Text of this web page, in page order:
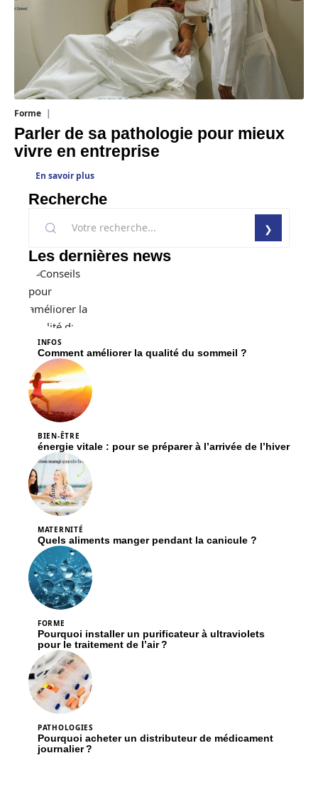
Forme
Parler de sa pathologie pour mieux
vivre en entreprise
En savoir plus
Recherche
Les dernières news
INFOS
Comment améliorer la qualité du sommeil ?
BIEN-ÊTRE
énergie vitale : pour se préparer à l’arrivée de l’hiver
MATERNITÉ
Quels aliments manger pendant la canicule ?
FORME
Pourquoi installer un purificateur à ultraviolets
pour le traitement de l’air ?
PATHOLOGIES
Pourquoi acheter un distributeur de médicament
journalier ?